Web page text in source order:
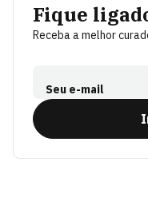
Fique
Receba a melhor
Seu e-mail